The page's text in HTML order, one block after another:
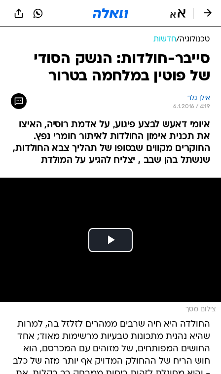
טכנולוגיה/חדשות
סייבר-חולדות: הנשק הסודי
של פוטין במלחמה בטרור
אילן גלר
6.1.2016 / 4:19
איומי דאעש לבצע פיגוע, על אדמת רוסיה, האיצו
את תכנית אימון החולדות לאיתור חומרי נפץ.
החוקרים מקווים שבסופו של תהליך צבא החולדות,
שנשתל בהן שבב , יצליח להגיע על המולדת
צילום מסך
החולדה היא חיה שרבים ממהרים לזלזל בה, למרות
שהיא נהנית מתכונות טבעיות מרשימות מאוד; אחד
החושים המפותחים, של מזוהים עם המכרסם, הוא
חוש הריח של ההחולק המדויק אף יותר מזה של כלב